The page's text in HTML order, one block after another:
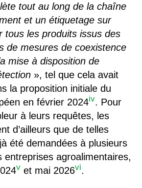
tout au long de la chaîne
et un étiquetage sur
tous les produits issus des
de mesures de coexistence
mise à disposition de
», tel que cela avait
la proposition initiale du
en février 2024iv. Pour
à leurs requêtes, les
d’ailleurs que de telles
été demandées à plusieurs
entreprises agroalimentaires,
v et mai 2026vi.